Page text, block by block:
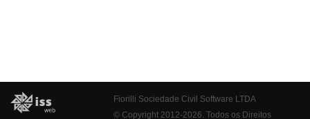
Fiorilli Sociedade Civil Software LTDA
© Copyright 2012-2026. Todos os Direitos